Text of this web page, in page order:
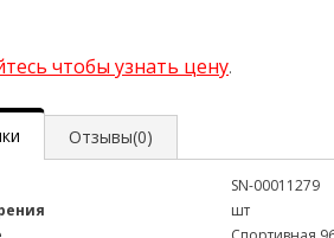
чтобы узнать цену.
Отзывы(0)
SN-00011279
шт